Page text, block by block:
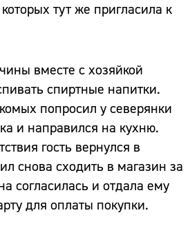
тут же пригласила к
вместе с хозяйкой
спиртные напитки.
попросил у северянки
и направился на кухню.
гость вернулся в
снова сходить в магазин за
согласилась и отдала ему
для оплаты покупки.